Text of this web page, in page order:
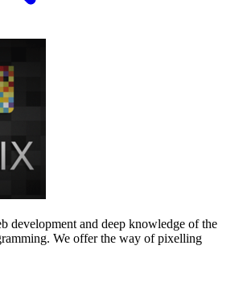
development and deep knowledge of the
We offer the way of pixelling